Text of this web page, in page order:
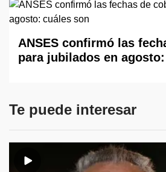
ANSES confirmó las
para jubilados en
Te puede interesar